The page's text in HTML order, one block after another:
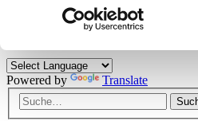
Kunden viele nützliche
Powered by Translate